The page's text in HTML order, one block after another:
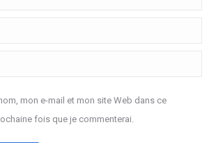
mon e-mail et mon site Web dans ce
fois que je commenterai.